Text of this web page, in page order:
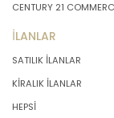
CENTURY 21
İLANLAR
SATILIK İLANLAR
KİRALIK İLANLAR
HEPSİ